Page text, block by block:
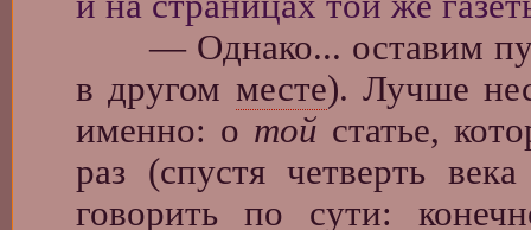
— Однако... оставим
в другом месте). Лучше
именно: о той статье,
раз (спустя четверть
говорить по сути: